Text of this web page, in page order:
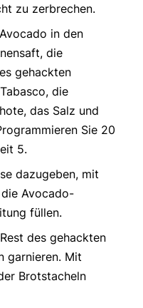
zu zerbrechen.
in den
die
gehackten
die
das Salz und
Sie 20
5.
dazugeben, mit
Avocado-
füllen.
des gehackten
garnieren. Mit
Brotstacheln